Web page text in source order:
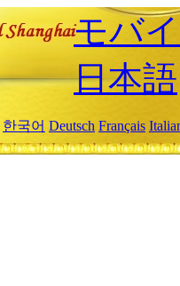
モバ
日本語
한국어 Deutsch Français